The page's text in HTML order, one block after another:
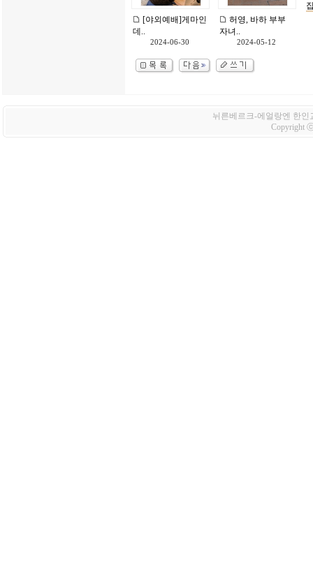
[야외예배]게마인
데..
2024-06-30
허영, 바하 부부
자녀..
2024-05-12
뉘른베르크-에얼랑엔 한인
Copyright